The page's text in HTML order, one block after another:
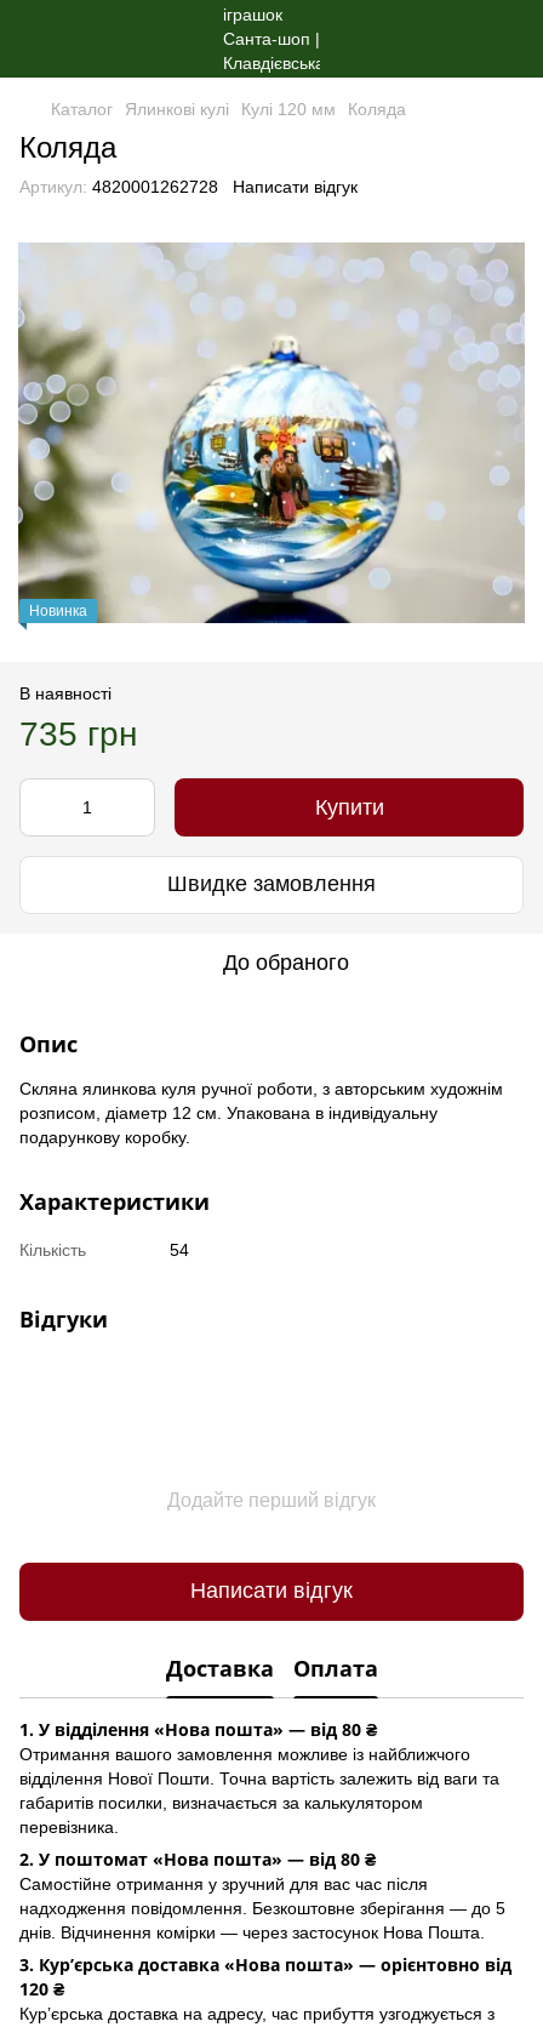
Каталог Ялинкові кулі Кулі 120 мм Коляда
Коляда
Артикул: 4820001262728 Написати відгук
Новинка
В наявності
735 грн
Купити
Швидке замовлення
До обраного
Опис
Скляна ялинкова куля ручної роботи, з авторським художнім
розписом, діаметр 12 см. Упакована в індивідуальну
подарункову коробку.
Характеристики
Кількість 54
Відгуки
Додайте перший відгук
Написати відгук
Доставка Оплата
1. У відділення «Нова пошта» — від 80 ₴
Отримання вашого замовлення можливе із найближчого
відділення Нової Пошти. Точна вартість залежить від ваги та
габаритів посилки, визначається за калькулятором
перевізника.
2. У поштомат «Нова пошта» — від 80 ₴
Самостійне отримання у зручний для вас час після
надходження повідомлення. Безкоштовне зберігання — до 5
днів. Відчинення комірки — через застосунок Hoва Пошта.
3. Кур’єрська доставка «Нова пошта» — орієнтовно від
120 ₴
Кур’єрська доставка на адресу, час прибуття узгоджується з